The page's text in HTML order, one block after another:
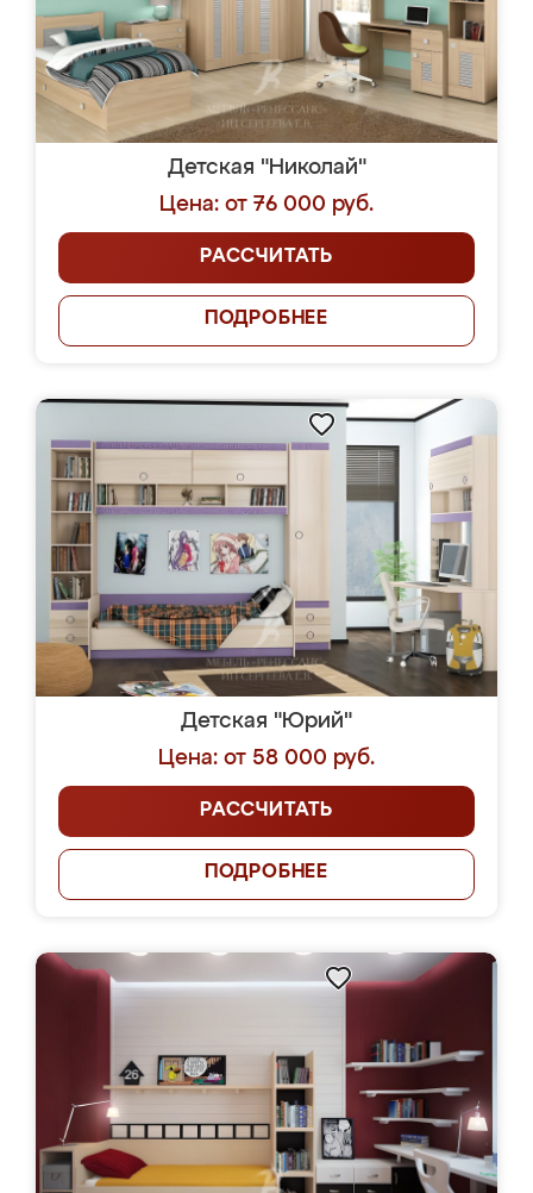
Детская "Николай"
Цена: от 76 000 руб.
РАССЧИТАТЬ
ПОДРОБНЕЕ
Детская "Юрий"
Цена: от 58 000 руб.
РАССЧИТАТЬ
ПОДРОБНЕЕ